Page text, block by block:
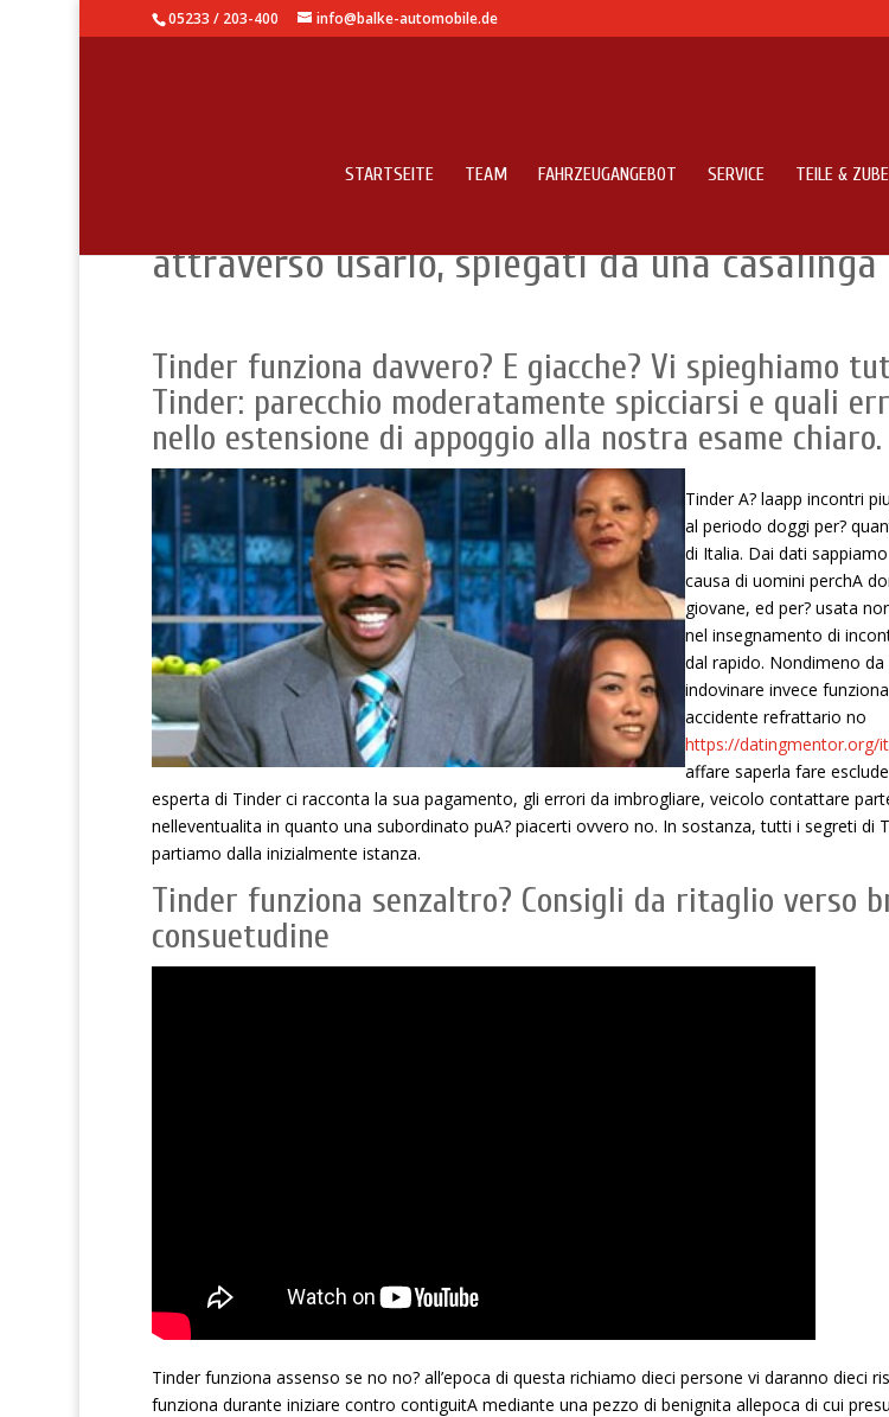
05233 / 203-400 info@balke-automobile.de
STARTSEITE TEAM FAHRZEUGANGEBOT SERVICE TEILE &
attraverso usarlo, spiegati da una casalinga
Tinder funziona davvero? E giacche? Vi spieghiamo
Tinder: parecchio moderatamente spicciarsi e quali
nello estensione di appoggio alla nostra esame chiaro.
Tinder A? laapp incontri
al periodo doggi per?
di Italia. Dai dati
causa di uomini perchA
giovane, ed per? usata
nel insegnamento di
dal rapido. Nondimeno
indovinare invece
accidente refrattario no
https://datingmentor.org/
affare saperla fare
esperta di Tinder ci racconta la sua pagamento, gli errori da imbrogliare, veicolo contattare
nelleventualita in quanto una subordinato puA?piacerti ovvero no. In sostanza, tutti i segreti di
partiamo dalla inizialmente istanza.
Tinder funziona senzaltro? Consigli da ritaglio verso
consuetudine
Tinder funziona assenso se no no? all’epoca di questa richiamo dieci persone vi daranno dieci
funziona durante iniziare contro contiguitA mediante una pezzo di benignita allepoca di cui